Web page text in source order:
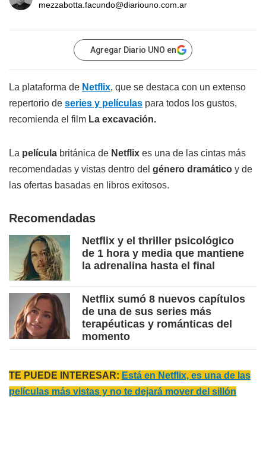
mezzabotta.facundo@diariouno.com.ar
Agregar Diario UNO en
La plataforma de Netflix, que se destaca con un extenso
repertorio de series y películas para todos los gustos,
recomienda el film La excavación.
La película británica de Netflix es una de las cintas más
recomendadas y vistas dentro del género dramático y de
las ofertas basadas en libros exitosos.
Recomendadas
Netflix y el thriller psicológico
de 1 hora y media que mantiene
la adrenalina hasta el final
Netflix sumó 8 nuevos capítulos
de una de sus series más
terapéuticas y románticas del
momento
TE PUEDE INTERESAR: Está en Netflix, es una de las
películas más vistas y no te dejará mover del sillón